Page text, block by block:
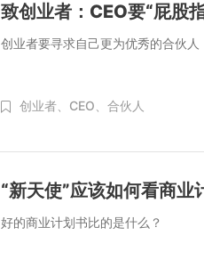
致创业者：CEO要“屁股
创业者要寻求自己更为优秀的合伙人
创业者、 CEO、 合伙人
“新天使”应该如何看商业
好的商业计划书比的是什么？